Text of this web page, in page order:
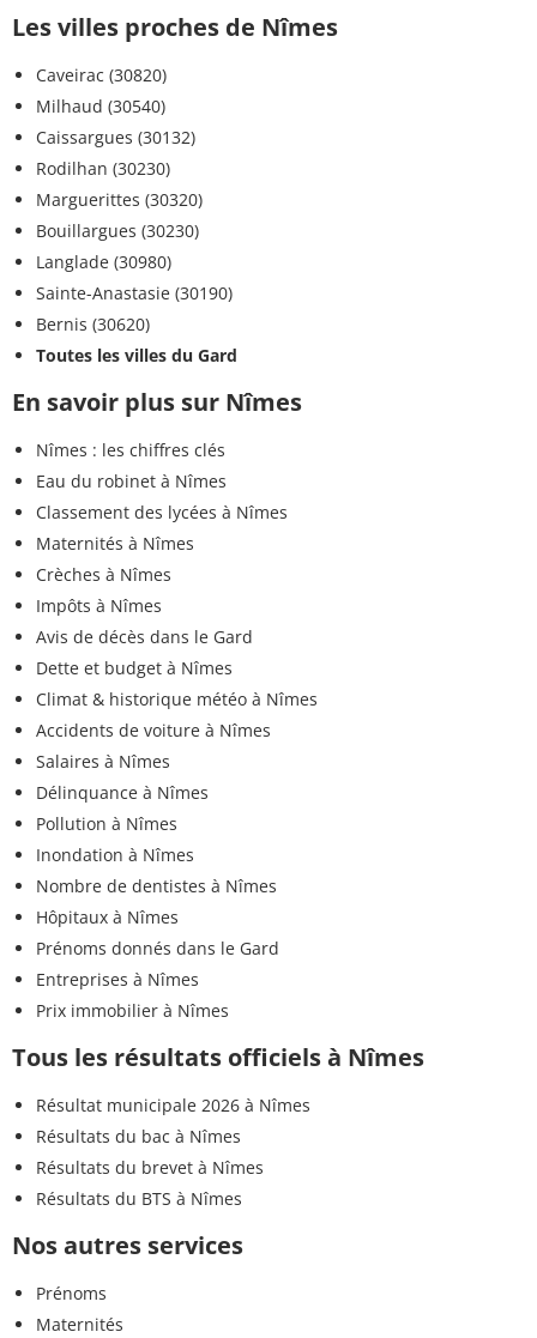
Les villes proches de Nîmes
Caveirac (30820)
Milhaud (30540)
Caissargues (30132)
Rodilhan (30230)
Marguerittes (30320)
Bouillargues (30230)
Langlade (30980)
Sainte-Anastasie (30190)
Bernis (30620)
Toutes les villes du Gard
En savoir plus sur Nîmes
Nîmes : les chiffres clés
Eau du robinet à Nîmes
Classement des lycées à Nîmes
Maternités à Nîmes
Crèches à Nîmes
Impôts à Nîmes
Avis de décès dans le Gard
Dette et budget à Nîmes
Climat & historique météo à Nîmes
Accidents de voiture à Nîmes
Salaires à Nîmes
Délinquance à Nîmes
Pollution à Nîmes
Inondation à Nîmes
Nombre de dentistes à Nîmes
Hôpitaux à Nîmes
Prénoms donnés dans le Gard
Entreprises à Nîmes
Prix immobilier à Nîmes
Tous les résultats officiels à Nîmes
Résultat municipale 2026 à Nîmes
Résultats du bac à Nîmes
Résultats du brevet à Nîmes
Résultats du BTS à Nîmes
Nos autres services
Prénoms
Maternités